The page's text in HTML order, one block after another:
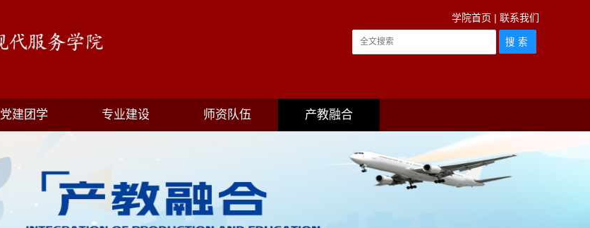
学院首页 | 联系我们
党建团学 专业建设 师资队伍 产教融合